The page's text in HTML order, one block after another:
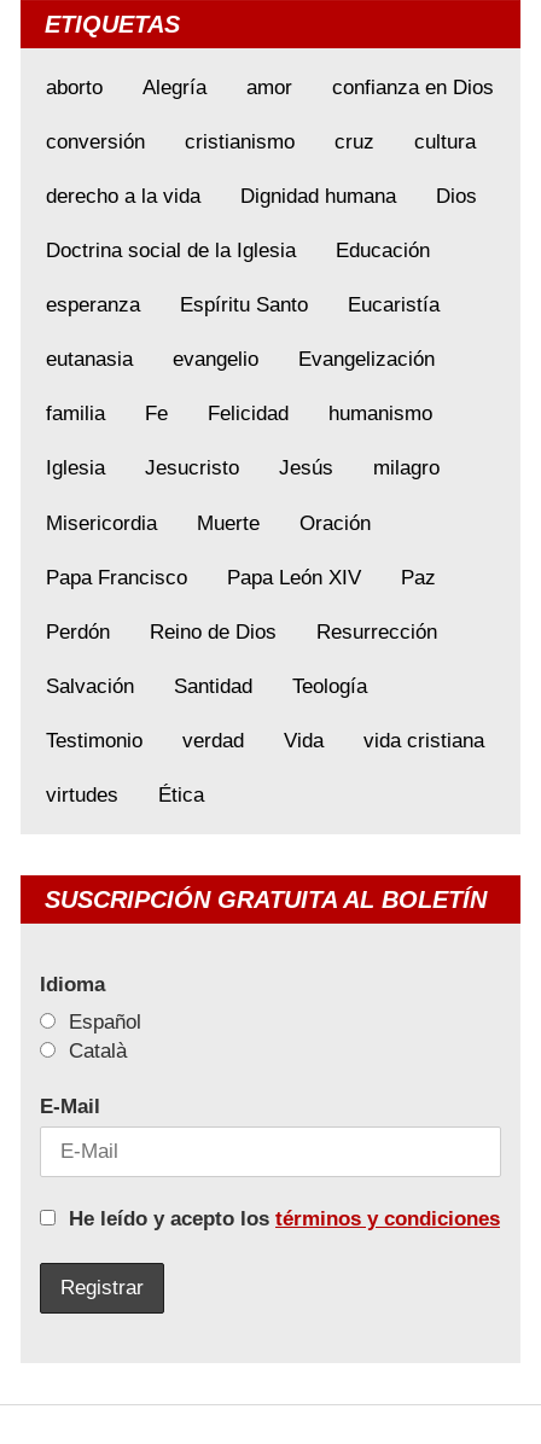
ETIQUETAS
aborto Alegría amor confianza en Dios
conversión cristianismo cruz cultura
derecho a la vida Dignidad humana Dios
Doctrina social de la Iglesia Educación
esperanza Espíritu Santo Eucaristía
eutanasia evangelio Evangelización
familia Fe Felicidad humanismo
Iglesia Jesucristo Jesús milagro
Misericordia Muerte Oración
Papa Francisco Papa León XIV Paz
Perdón Reino de Dios Resurrección
Salvación Santidad Teología
Testimonio verdad Vida vida cristiana
virtudes Ética
SUSCRIPCIÓN GRATUITA AL BOLETÍN
Idioma
Español
Català
E-Mail
He leído y acepto los términos y condiciones